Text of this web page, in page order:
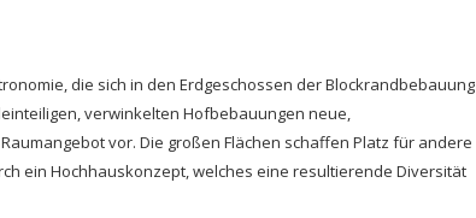
die sich in den Erdgeschossen der Blockrandbebauung
verwinkelten Hofbebauungen neue,
vor. Die großen Flächen schaffen Platz für andere
ein Hochhauskonzept, welches eine resultierende Diversität